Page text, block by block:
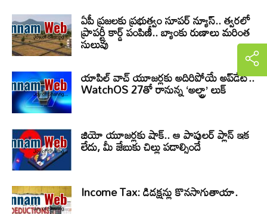
ఏపీ ప్రజలకు ప్రభుత్వం సూపర్ న్యూస్.. త్వరలో
ప్రాపర్టీ కార్డ్ పంపిణీ.. బ్యాంకు రుణాలు మరింత
సులువు
యాపిల్ వాచ్ యూజర్లకు అదిరిపోయే అప్‌డేట్..
WatchOS 27తో రానున్న ‘అల్ట్రా’ లుక్
జియో యూజర్లకు షాక్.. ఆ పాపులర్ ప్లాన్ ఇక
లేదు, మీ జేబుకు చిల్లు పడాల్సిందే
Income Tax: డిడక్షన్లు కొనసాగుతాయా.